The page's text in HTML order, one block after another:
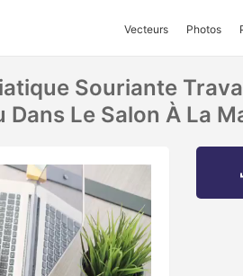
Vecteurs Photos
Souriante
Le Salon À La